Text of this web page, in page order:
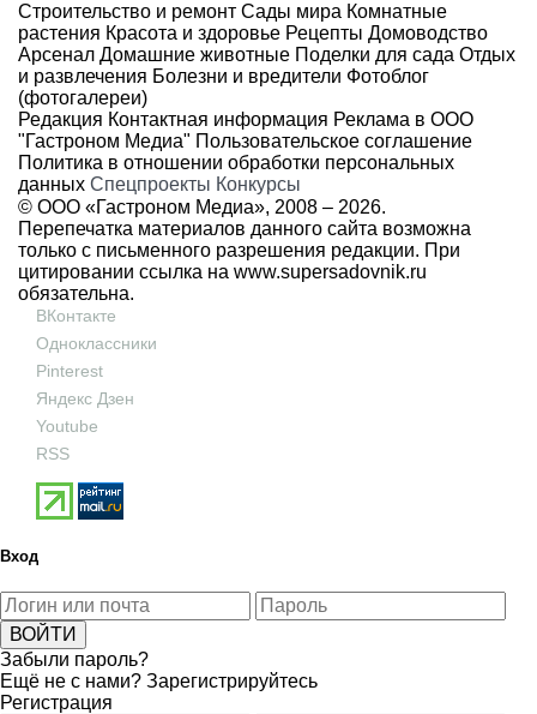
Строительство и ремонт Сады мира Комнатные
растения Красота и здоровье Рецепты Домоводство
Арсенал Домашние животные Поделки для сада Отдых
и развлечения Болезни и вредители Фотоблог
(фотогалереи)
Редакция Контактная информация Реклама в ООО
"Гастроном Медиа" Пользовательское соглашение
Политика в отношении обработки персональных
данных Спецпроекты Конкурсы
© ООО «Гастроном Медиа», 2008 – 2026.
Перепечатка материалов данного сайта возможна
только с письменного разрешения редакции. При
цитировании ссылка на www.supersadovnik.ru
обязательна.
ВКонтакте
Одноклассники
Pinterest
Яндекс Дзен
Youtube
RSS
Вход
Забыли пароль?
Ещё не с нами? Зарегистрируйтесь
Регистрация